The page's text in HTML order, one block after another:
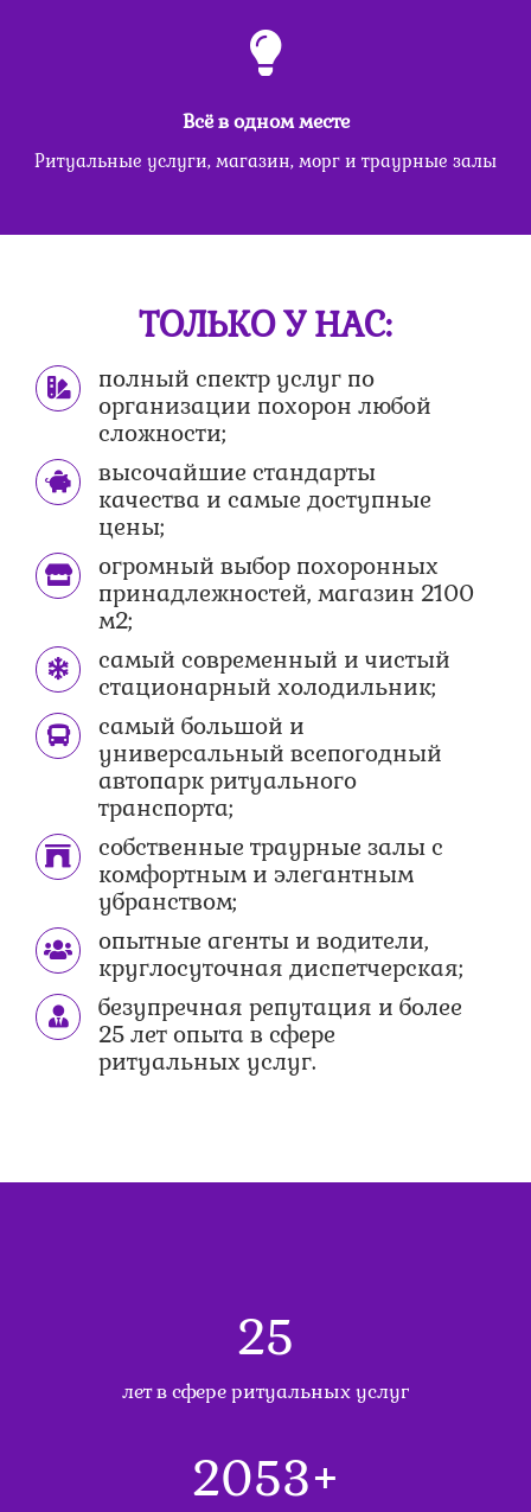
Всё в одном месте
Ритуальные услуги, магазин, морг и траурные залы
ТОЛЬКО У НАС:
полный спектр услуг по
организации похорон любой
сложности;
высочайшие стандарты
качества и самые доступные
цены;
огромный выбор похоронных
принадлежностей, магазин 2100
м2;
самый современный и чистый
стационарный холодильник;
самый большой и
универсальный всепогодный
автопарк ритуального
транспорта;
собственные траурные залы с
комфортным и элегантным
убранством;
опытные агенты и водители,
круглосуточная диспетчерская;
безупречная репутация и более
25 лет опыта в сфере
ритуальных услуг.
27
лет в сфере ритуальных услуг
2200+